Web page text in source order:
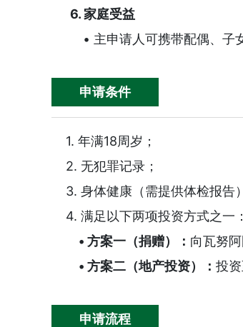
6. 家庭受益
• 主申请人可携带配偶、子
申请条件
1. 年满18周岁；
2. 无犯罪记录；
3. 身体健康（需提供体检报告
4. 满足以下两项投资方式之一：
• 方案一（捐赠）： 向瓦努
• 方案二（地产投资）： 投
申请流程